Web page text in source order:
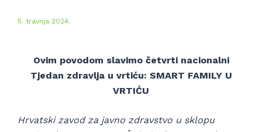
5. travnja 2024.
Ovim povodom slavimo četvrti nacionalni
Tjedan zdravlja u vrtiću: SMART FAMILY U
VRTIĆU
Hrvatski zavod za javno zdravstvo u sklopu